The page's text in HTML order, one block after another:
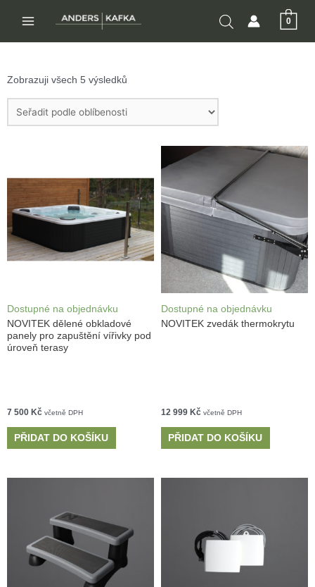
obsah
0
Zobrazuji všech 5 výsledků
Dostupné na objednávku
NOVITEK dělené obkladové
panely pro zapuštění vířivky pod
úroveň terasy
7 500 Kč včetně DPH
PŘIDAT DO KOŠÍKU
Dostupné na objednávku
NOVITEK zvedák thermokrytu
12 999 Kč včetně DPH
PŘIDAT DO KOŠÍKU